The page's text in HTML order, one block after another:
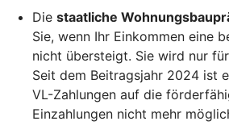
Die staatliche
Sie, wenn Ihr Einkommen eine
nicht übersteigt. Sie wird nur
Seit dem Beitragsjahr 2024 ist
VL-Zahlungen auf die
Einzahlungen nicht mehr